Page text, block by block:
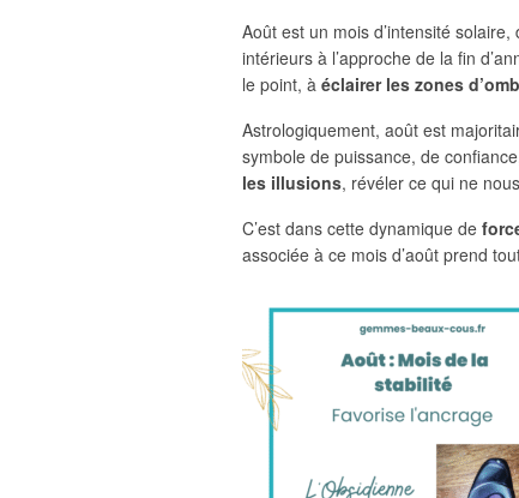
Août est un mois d’intensité
intérieurs à l’approche de la fin
le point, à éclairer les zones
Astrologiquement, août est
symbole de puissance, de
les illusions, révéler ce qui ne
C’est dans cette dynamique de
associée à ce mois d’août prend